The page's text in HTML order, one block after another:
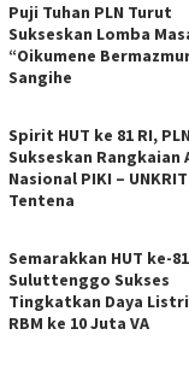
Puji Tuhan PLN Turut
Sukseskan Lomba
“Oikumene
Sangihe
Spirit HUT ke 81 RI, PLN
Sukseskan Rangkaian
Nasional PIKI –
Tentena
Semarakkan HUT ke-81
Suluttenggo Sukses
Tingkatkan Daya
RBM ke 10 Juta VA